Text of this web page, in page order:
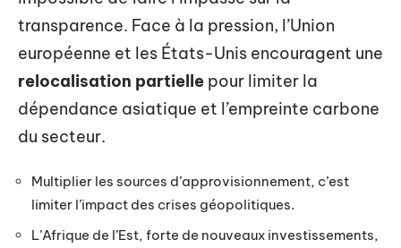
transparence. Face à la pression, l’Union
européenne et les États-Unis encouragent une
relocalisation partielle pour limiter la
dépendance asiatique et l’empreinte carbone
du secteur.
Multiplier les sources d’approvisionnement, c’est
limiter l’impact des crises géopolitiques.
L’Afrique de l’Est, forte de nouveaux investissements,